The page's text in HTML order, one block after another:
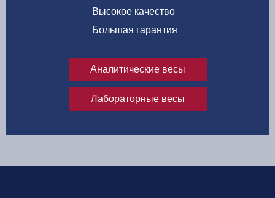
Высокое качество
Большая гарантия
Аналитические весы
Лабораторные весы